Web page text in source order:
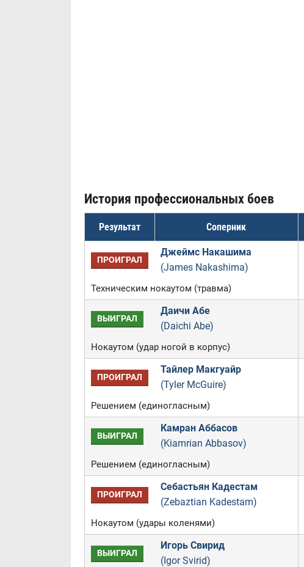
История профессиональных боев
Результат Соперник
ПРОИГРАЛ
Джеймс Накашима
(James Nakashima)
Техническим нокаутом (травма)
ВЫИГРАЛ
Даичи Абе
(Daichi Abe)
Нокаутом (удар ногой в корпус)
ПРОИГРАЛ
Тайлер Макгуайр
(Tyler McGuire)
Решением (единогласным)
ВЫИГРАЛ
Камран Аббасов
(Kiamrian Abbasov)
Решением (единогласным)
ПРОИГРАЛ
Себастьян Кадестам
(Zebaztian Kadestam)
Нокаутом (удары коленями)
ВЫИГРАЛ
Игорь Свирид
(Igor Svirid)